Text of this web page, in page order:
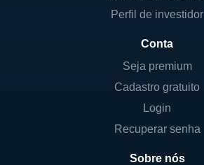
Perfil de investidor
Conta
Seja premium
Cadastro gratuito
Login
Recuperar senha
Sobre nós